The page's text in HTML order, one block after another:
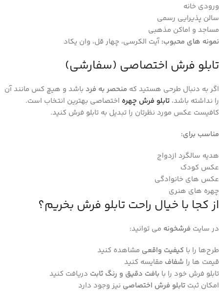
ورودی خانه
سالن پذیرایی رسمی
مساجد و اماکن مذهبی
نمونه ‌های محبوب:آیت الکرسی، چهار قل، وان یکاد
تابلو فرش اختصاصی (سفارشی)
اگر به دنبال طرحی هستید که منحصر به‌ فرد باشد و هیچ‌ کس مانند آن
را نداشته باشد، تابلو فرش چهره اختصاصی بهترین انتخاب است.
کافیست عکس مورد نظرتان را تبدیل به تابلو فرش کنید.
مناسب برای:
هدیه سالگرد ازدواج
عکس کودک
عکس ‌های خانوادگی
چهره‌ های هنری
از کجا با خیال راحت تابلو فرش بخریم؟
در سایت فرشخونه می ‌توانید:
طرح‌ها را با کیفیت واقعی مشاهده کنید
قیمت ‌ها را شفاف مقایسه کنید
تابلو فرش خود را با بافت دقیق و رنگ ثابت دریافت کنید
امکان ثبت تابلو فرش اختصاصی نیز وجود دارد